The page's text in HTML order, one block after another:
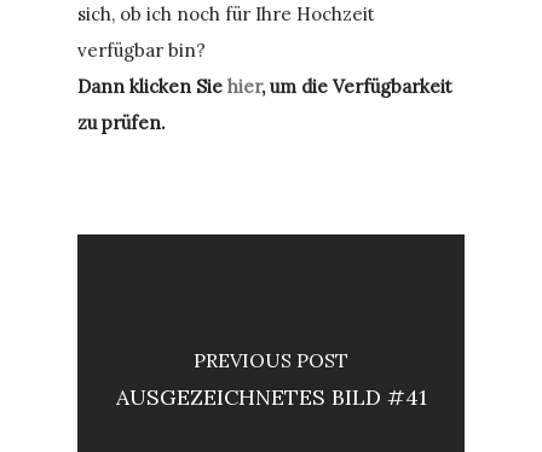
sich, ob ich noch für Ihre Hochzeit
verfügbar bin?
Dann klicken Siehier, um die Verfügbarkeit
zu prüfen.
PREVIOUS POST
AUSGEZEICHNETES BILD #41